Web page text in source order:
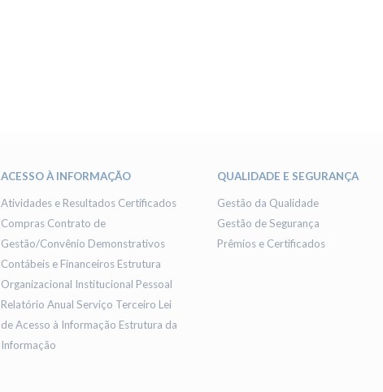
ACESSO À INFORMAÇÃO
Atividades e Resultados Certificados
Compras Contrato de
Gestão/Convênio Demonstrativos
Contábeis e Financeiros Estrutura
Organizacional Institucional Pessoal
Relatório Anual Serviço Terceiro Lei
de Acesso à Informação Estrutura da
Informação
QUALIDADE E SEGURANÇA
Gestão da Qualidade
Gestão de Segurança
Prêmios e Certificados